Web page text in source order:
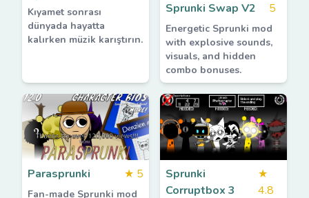
Kıyamet sonrası
dünyada hayatta
kalırken müzik karıştırın.
Sprunki Swap V2
5
Energetic Sprunki mod
with explosive sounds,
visuals, and hidden
combo bonuses.
Parasprunki ★ 5
Fan-made Sprunki mod
Sprunki
Corruptbox 3
★
4.8